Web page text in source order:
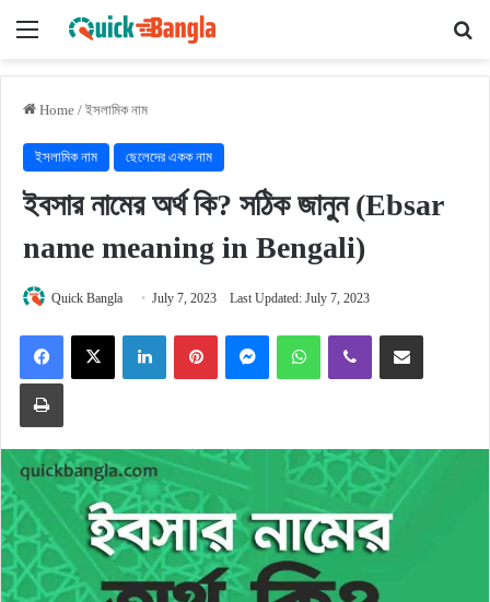
Menu
Home / ইসলামিক নাম
ইসলামিক নাম ছেলেদের একক নাম
ইবসার নামের অর্থ কি? সঠিক জানুন (Ebsar
name meaning in Bengali)
Quick Bangla July 7, 2023 Last Updated: July 7, 2023
FacebookX LinkedInPinterestMessengerWhatsAppViber Share via Email
Print